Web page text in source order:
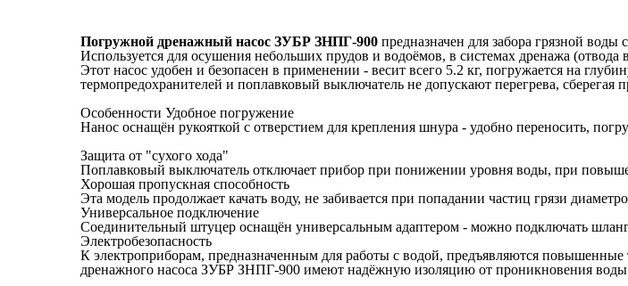
Погружной дренажный насос ЗУБР ЗНПГ-900 предназначен для забора грязной
Используется для осушения небольших прудов и водоёмов, в системах дренажа
Этот насос удобен и безопасен в применении - весит всего 5.2 кг, погружается на
термопредохранителей и поплавковый выключатель не допускают перегрева, сберегая
Особенности Удобное погружение
Нанос оснащён рукояткой с отверстием для крепления шнура - удобно переносить,
Защита от "сухого хода"
Поплавковый выключатель отключает прибор при понижении уровня воды, при
Хорошая пропускная способность
Эта модель продолжает качать воду, не забивается при попадании частиц грязи
Универсальное подключение
Соединительный штуцер оснащён универсальным адаптером - можно подключать
Электробезопасность
К электроприборам, предназначенным для работы с водой, предъявляются
дренажного насоса ЗУБР ЗНПГ-900 имеют надёжную изоляцию от проникновения